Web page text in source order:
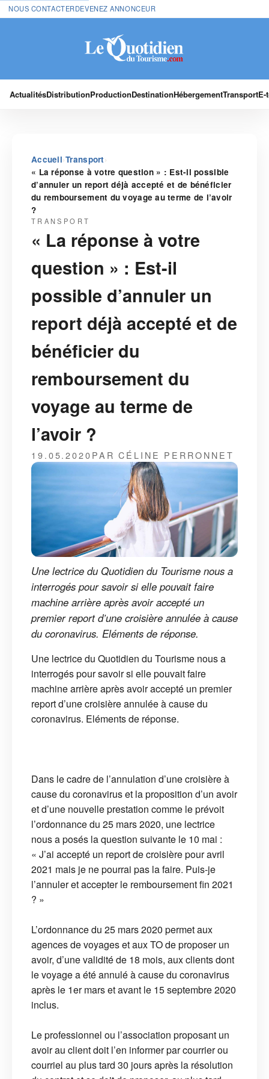
NOUS CONTACTERDEVENEZ ANNONCEUR
ActualitésDistributionProductionDestinationHébergementTransport
Accueil›Transport ›
« La réponse à votre question » : Est-il possible
d’annuler un report déjà accepté et de bénéficier
du remboursement du voyage au terme de l’avoir
?
TRANSPORT
« La réponse à votre
question » : Est-il
possible d’annuler un
report déjà accepté et de
bénéficier du
remboursement du
voyage au terme de
l’avoir ?
19.05.2020PAR CÉLINE PERRONNET
Une lectrice du Quotidien du Tourisme nous a
interrogés pour savoir si elle pouvait faire
machine arrière après avoir accepté un
premier report d’une croisière annulée à cause
du coronavirus. Eléments de réponse.
Une lectrice du Quotidien du Tourisme nous a
interrogés pour savoir si elle pouvait faire
machine arrière après avoir accepté un premier
report d’une croisière annulée à cause du
coronavirus. Eléments de réponse.
Dans le cadre de l’annulation d’une croisière à
cause du coronavirus et la proposition d’un avoir
et d’une nouvelle prestation comme le prévoit
l’ordonnance du 25 mars 2020, une lectrice
nous a posés la question suivante le 10 mai :
« J’ai accepté un report de croisière pour avril
2021 mais je ne pourrai pas la faire. Puis-je
l’annuler et accepter le remboursement fin 2021
? »
L’ordonnance du 25 mars 2020 permet aux
agences de voyages et aux TO de proposer un
avoir, d’une validité de 18 mois, aux clients dont
le voyage a été annulé à cause du coronavirus
après le 1er mars et avant le 15 septembre 2020
inclus.
Le professionnel ou l’association proposant un
avoir au client doit l’en informer par courrier ou
courriel au plus tard 30 jours après la résolution